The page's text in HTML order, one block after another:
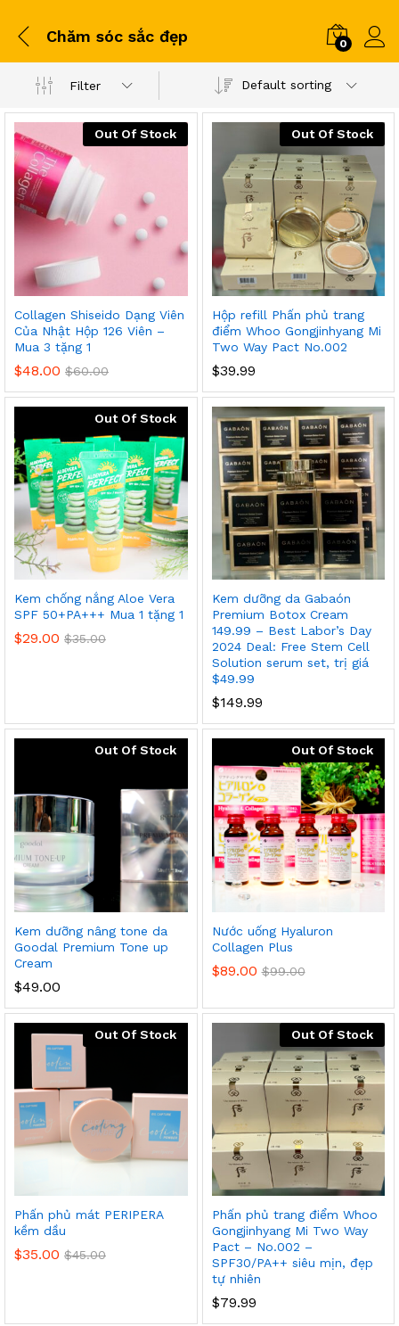
Chăm sóc sắc đẹp 0
Filter Default sorting
Out Of Stock
Collagen Shiseido Dạng Viên
Của Nhật Hộp 126 Viên –
Mua 3 tặng 1
$48.00 $60.00
Out Of Stock
Hộp refill Phấn phủ trang
điểm Whoo Gongjinhyang Mi
Two Way Pact No.002
$39.99
Out Of Stock
Kem chống nắng Aloe Vera
SPF 50+PA+++ Mua 1 tặng 1
$29.00 $35.00
Kem dưỡng da Gabaón
Premium Botox Cream
149.99 – Best Labor’s Day
2024 Deal: Free Stem Cell
Solution serum set, trị giá
$49.99
$149.99
Out Of Stock
Kem dưỡng nâng tone da
Goodal Premium Tone up
Cream
$49.00
Out Of Stock
Nước uống Hyaluron
Collagen Plus
$89.00 $99.00
Out Of Stock
Phấn phủ mát PERIPERA
kềm dầu
$35.00 $45.00
Out Of Stock
Phấn phủ trang điểm Whoo
Gongjinhyang Mi Two Way
Pact – No.002 –
SPF30/PA++ siêu mịn, đẹp
tự nhiên
$79.99